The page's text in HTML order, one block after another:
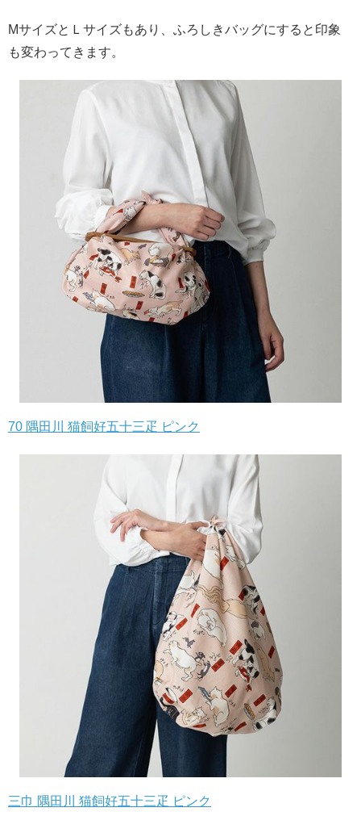
MサイズとＬサイズもあり、ふろしきバッグにすると印象
も変わってきます。
70 隅田川 猫飼好五十三疋 ピンク
三巾 隅田川 猫飼好五十三疋 ピンク